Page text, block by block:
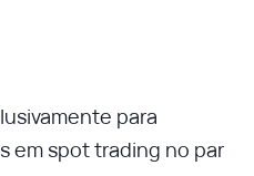
para
em spot trading no par